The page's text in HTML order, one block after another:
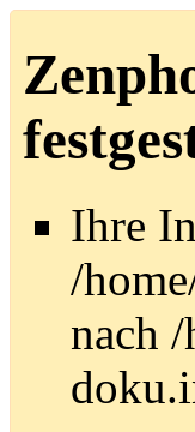
Ihre
/
nach